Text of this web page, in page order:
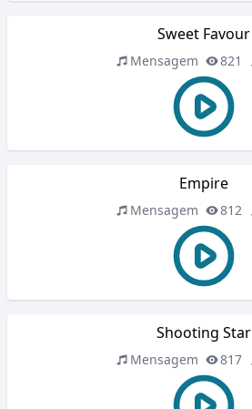
Sweet Favour
Mensagem 821
Empire
Mensagem 812
Shooting Star
Mensagem 817